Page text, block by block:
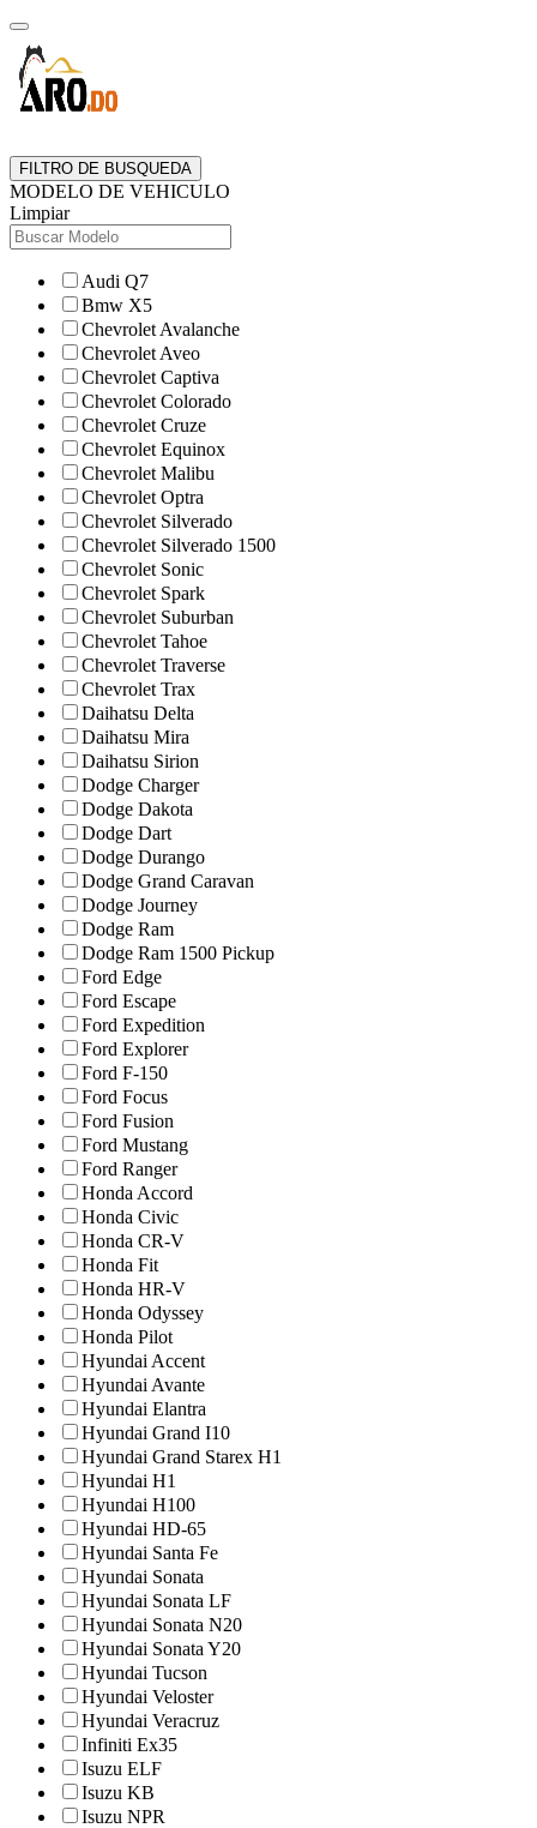
FILTRO DE BUSQUEDA
MODELO DE VEHICULO
Limpiar
Audi Q7
Bmw X5
Chevrolet Avalanche
Chevrolet Aveo
Chevrolet Captiva
Chevrolet Colorado
Chevrolet Cruze
Chevrolet Equinox
Chevrolet Malibu
Chevrolet Optra
Chevrolet Silverado
Chevrolet Silverado 1500
Chevrolet Sonic
Chevrolet Spark
Chevrolet Suburban
Chevrolet Tahoe
Chevrolet Traverse
Chevrolet Trax
Daihatsu Delta
Daihatsu Mira
Daihatsu Sirion
Dodge Charger
Dodge Dakota
Dodge Dart
Dodge Durango
Dodge Grand Caravan
Dodge Journey
Dodge Ram
Dodge Ram 1500 Pickup
Ford Edge
Ford Escape
Ford Expedition
Ford Explorer
Ford F-150
Ford Focus
Ford Fusion
Ford Mustang
Ford Ranger
Honda Accord
Honda Civic
Honda CR-V
Honda Fit
Honda HR-V
Honda Odyssey
Honda Pilot
Hyundai Accent
Hyundai Avante
Hyundai Elantra
Hyundai Grand I10
Hyundai Grand Starex H1
Hyundai H1
Hyundai H100
Hyundai HD-65
Hyundai Santa Fe
Hyundai Sonata
Hyundai Sonata LF
Hyundai Sonata N20
Hyundai Sonata Y20
Hyundai Tucson
Hyundai Veloster
Hyundai Veracruz
Infiniti Ex35
Isuzu ELF
Isuzu KB
Isuzu NPR